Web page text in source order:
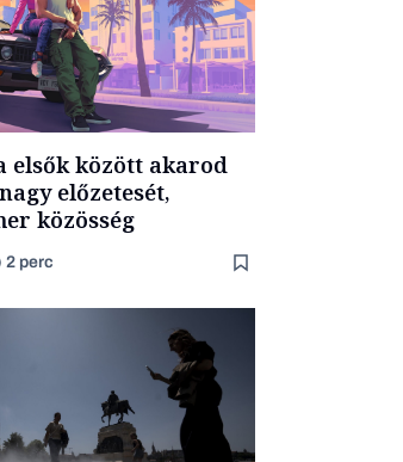
elsők között akarod
előzetesét,
közösség
2 perc